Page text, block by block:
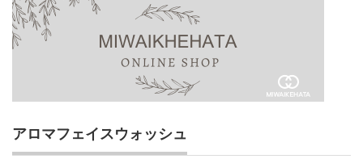
アロマフェイスウォッシュ